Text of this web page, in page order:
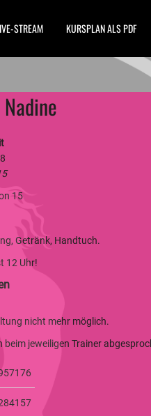
STREAM KURSPLAN ALS PDF
15
Getränk, Handtuch.
12 Uhr!
nicht mehr möglich.
jeweiligen Trainer